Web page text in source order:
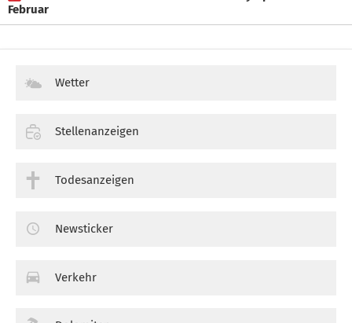
Februar
Wetter
Stellenanzeigen
Todesanzeigen
Newsticker
Verkehr